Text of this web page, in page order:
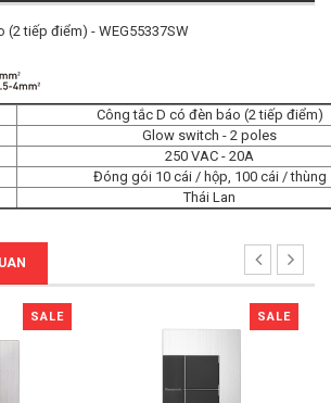
(2 tiếp điểm) - WEG55337SW
Công tắc D có đèn báo (2 tiếp điểm)
Glow switch - 2 poles
250 VAC - 20A
Đóng gói 10 cái / hộp, 100 cái / thùng
Thái Lan